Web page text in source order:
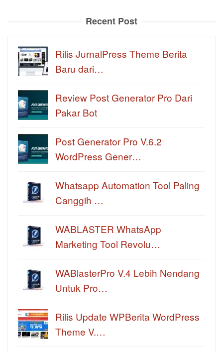
Recent Post
Rilis JurnalPress Theme Berita
Baru dari…
Review Post Generator Pro Dari
Pakar Bot
Post Generator Pro V.6.2
WordPress Gener…
Whatsapp Automation Tool Paling
Canggih …
WABLASTER WhatsApp
Marketing Tool Revolu…
WABlasterPro V.4 Lebih Nendang
Untuk Pro…
Rilis Update WPBerita WordPress
Theme V.…